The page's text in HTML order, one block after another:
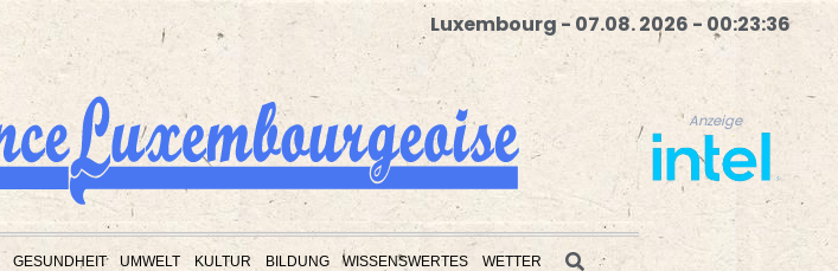
Luxembourg - 07.08. 2026 - 00:23:37
Anzeige
GESUNDHEIT UMWELT KULTUR BILDUNG WISSENSWERTES WETTER